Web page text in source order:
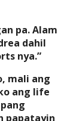
pa. Alam
dahil
nya.”
mali ang
ang life
papatayin